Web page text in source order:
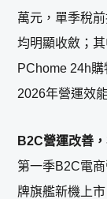
萬元，單季稅
均明顯收斂；
PChome 24h
2026年營運效
B2C營運改善
第一季B2C電
牌旗艦新機上